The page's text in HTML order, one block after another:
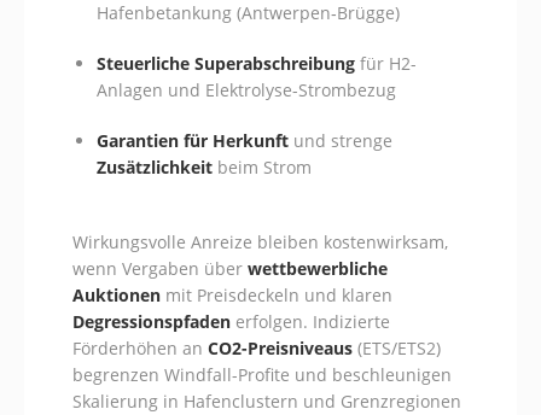
Hafenbetankung (Antwerpen‑Brügge)
Steuerliche Superabschreibung für H2-
Anlagen und Elektrolyse-Strombezug
Garantien für Herkunft und strenge
Zusätzlichkeit beim Strom
Wirkungsvolle Anreize bleiben kostenwirksam,
wenn Vergaben über wettbewerbliche
Auktionen mit Preisdeckeln und klaren
Degressionspfaden erfolgen. Indizierte
Förderhöhen an CO2-Preisniveaus (ETS/ETS2)
begrenzen Windfall-Profite und beschleunigen
Skalierung in Hafenclustern und Grenzregionen